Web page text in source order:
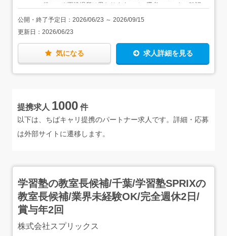
備） ※面接場所は異なりますので、選考フローをご確認
公開・終了予定日： 2026/06/23 ～ 2026/09/15
更新日： 2026/06/23
気になる 求人詳細を見る
提携求人 1000 件
以下は、ちばキャリ提携のパートナー求人です。詳細・応募
は外部サイトに遷移します。
学習塾の教室長候補/千葉/学習塾SPRIXの
教室長候補/業界未経験OK/完全週休2日/
賞与年2回
株式会社スプリックス